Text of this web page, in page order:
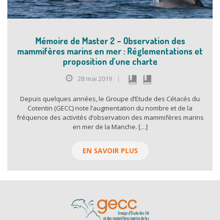
Mémoire de Master 2 – Observation des
mammifères marins en mer : Réglementations et
proposition d’une charte
28 mai 2019 |
Depuis quelques années, le Groupe d’Etude des Cétacés du
Cotentin (GECC) note l’augmentation du nombre et de la
fréquence des activités d’observation des mammifères marins
en mer de la Manche. […]
EN SAVOIR PLUS